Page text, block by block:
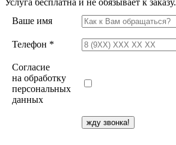
Услуга бесплатна и не обязывает к заказу.
Ваше имя
Телефон *
Согласие
на обработку
персональных
данных